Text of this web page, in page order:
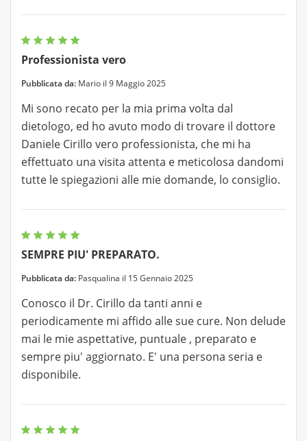
Professionista vero
Pubblicata da: Mario il 9 Maggio 2025
Mi sono recato per la mia prima volta dal
dietologo, ed ho avuto modo di trovare il dottore
Daniele Cirillo vero professionista, che mi ha
effettuato una visita attenta e meticolosa dandomi
tutte le spiegazioni alle mie domande, lo consiglio.
SEMPRE PIU' PREPARATO.
Pubblicata da: Pasqualina il 15 Gennaio 2025
Conosco il Dr. Cirillo da tanti anni e
periodicamente mi affido alle sue cure. Non delude
mai le mie aspettative, puntuale , preparato e
sempre piu' aggiornato. E' una persona seria e
disponibile.